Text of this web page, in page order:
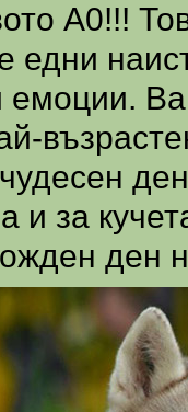
А0!!!
едни
емоции.
и за
ден